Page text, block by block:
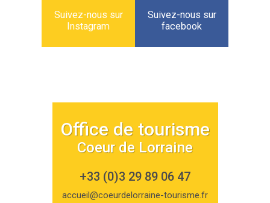
Suivez-nous sur
Instagram
Suivez-nous sur
facebook
Office de tourisme
Coeur de Lorraine
+33 (0)3 29 89 06 47
accueil@coeurdelorraine-tourisme.fr